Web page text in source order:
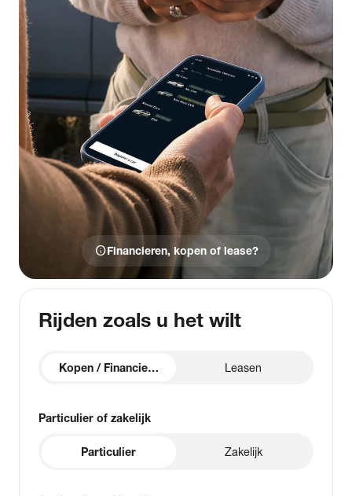
infoFinancieren, kopen of lease?
Rijden zoals u het wilt
Kopen / Financieren Leasen
Particulier of zakelijk
Particulier Zakelijk